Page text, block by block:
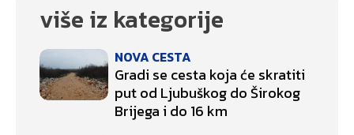
više iz kategorije
NOVA CESTA
Gradi se cesta koja će skratiti
put od Ljubuškog do Širokog
Brijega i do 16 km